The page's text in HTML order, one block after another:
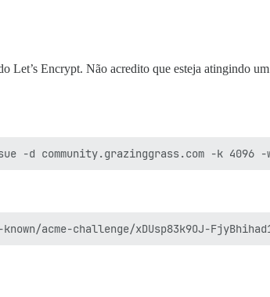
Let’s Encrypt. Não acredito que esteja atingindo